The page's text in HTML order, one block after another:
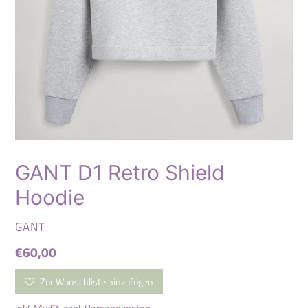
GANT D1 Retro Shield
Hoodie
VERKÄUFER
GANT
Normaler
Preis
€60,00
Zur Wunschliste hinzufügen